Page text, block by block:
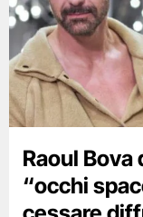
Raoul
“occhi